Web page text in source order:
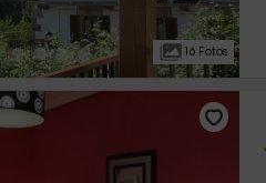
16 Fotos